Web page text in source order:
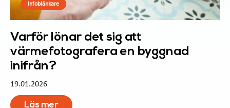
Infoblänkare
Varför lönar det sig att
värmefotografera en byggnad
inifrån?
19.01.2026
Läs mer